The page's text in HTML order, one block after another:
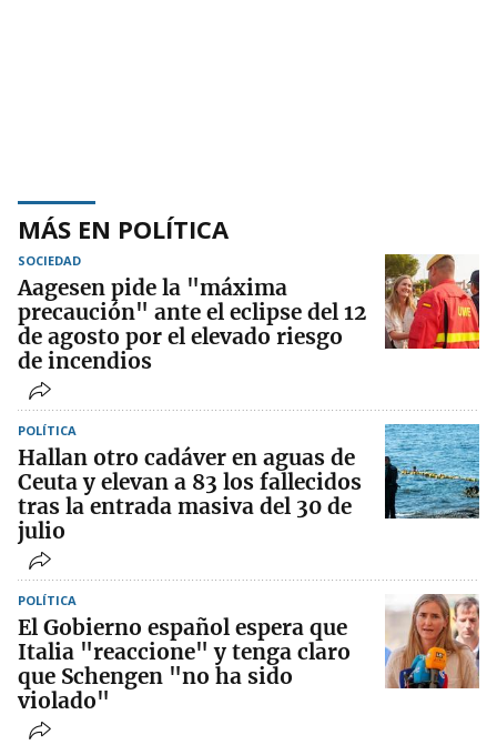
MÁS EN POLÍTICA
SOCIEDAD
Aagesen pide la "máxima
precaución" ante el eclipse del 12
de agosto por el elevado riesgo
de incendios
POLÍTICA
Hallan otro cadáver en aguas de
Ceuta y elevan a 83 los fallecidos
tras la entrada masiva del 30 de
julio
POLÍTICA
El Gobierno español espera que
Italia "reaccione" y tenga claro
que Schengen "no ha sido
violado"